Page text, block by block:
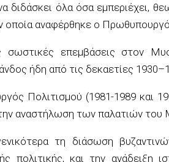
να διδάσκει όλα όσα
αναφέρθηκε ο
επεμβάσεις στον
ήδη από τις δεκαετίες
Πολιτισμού (1981-1989 και
την αναστήλωση των παλατιών του
τη διάσωση
πολιτικής, και την ανάδειξη